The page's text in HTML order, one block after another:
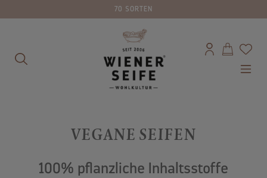
70 SORTEN
VEGANE SEIFEN
100% pflanzliche Inhaltsstoffe